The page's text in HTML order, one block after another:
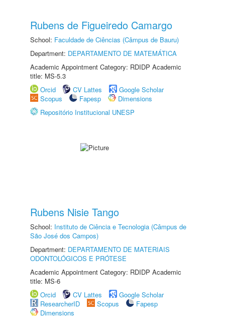
Rubens de Figueiredo Camargo
School: Faculdade de Ciências (Câmpus de Bauru)
Department: DEPARTAMENTO DE MATEMÁTICA
Academic Appointment Category: RDIDP Academic
title: MS-5.3
Orcid
CV Lattes
Google Scholar
Scopus
Fapesp
Dimensions
Repositório Institucional UNESP
Rubens Nisie Tango
School: Instituto de Ciência e Tecnologia (Câmpus de
São José dos Campos)
Department: DEPARTAMENTO DE MATERIAIS
ODONTOLÓGICOS E PRÓTESE
Academic Appointment Category: RDIDP Academic
title: MS-6
Orcid
CV Lattes
Google Scholar
ResearcherID
Scopus
Fapesp
Dimensions